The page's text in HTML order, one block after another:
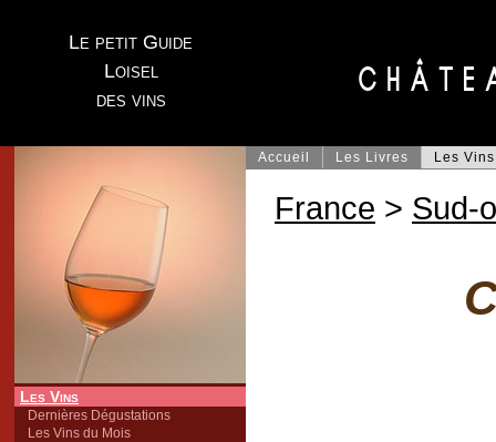
Le petit Guide
Loisel
des vins
Les Vins
Dernières Dégustations
Les Vins du Mois
Accueil Les Livres Les Vins
France > Sud-